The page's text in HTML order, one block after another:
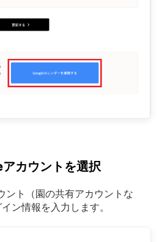
カウントを選択
ント（園の共有アカウントな
ン情報を入力します。